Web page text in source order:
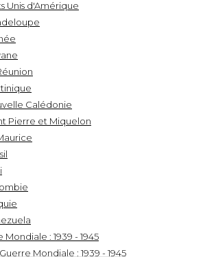
Unis d'Amérique
Calédonie
Pierre et Miquelon
: 1939 - 1945
Mondiale : 1939 - 1945